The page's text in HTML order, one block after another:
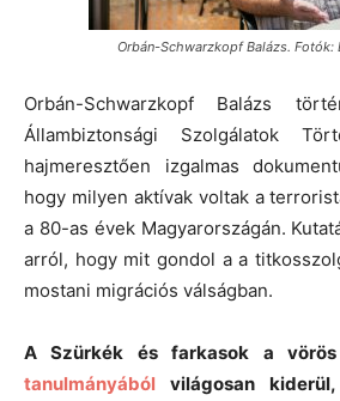
Orbán-Schwarzkopf Balázs. Fotók:
Orbán-Schwarzkopf Balázs
Állambiztonsági Szolgálatok
hajmeresztően izgalmas
hogy milyen aktívak voltak a
a 80-as évek Magyarországán.
arról, hogy mit gondol a a
mostani migrációs válságban.
A Szürkék és farkasok a
tanulmányából világosan